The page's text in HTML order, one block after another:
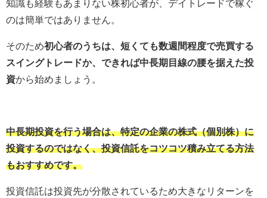
知識も経験もあまりない株初心者が、デイトレードで稼ぐ
のは簡単ではありません。
そのため初心者のうちは、短くても数週間程度で売買する
スイングトレードか、できれば中長期目線の腰を据えた投
資から始めましょう。
中長期投資を行う場合は、特定の企業の株式（個別株）に
投資するのではなく、投資信託をコツコツ積み立てる方法
もおすすめです。
投資信託は投資先が分散されているため大きなリターンを